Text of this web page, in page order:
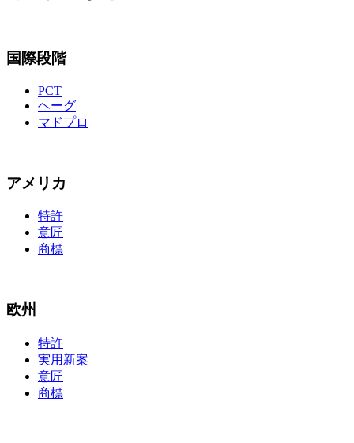
国際段階
PCT
ヘーグ
マドプロ
アメリカ
特許
意匠
商標
欧州
特許
実用新案
意匠
商標